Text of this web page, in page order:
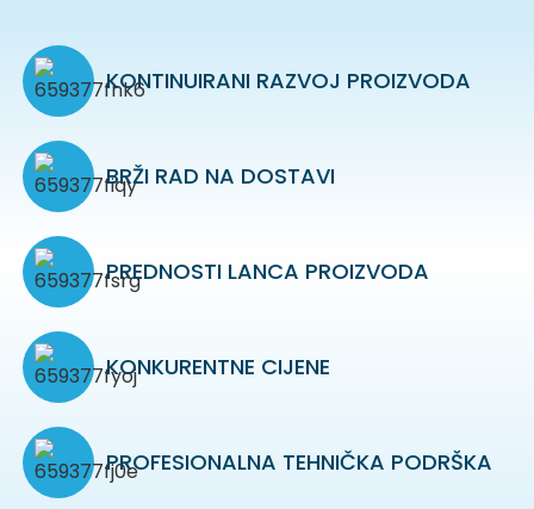
KONTINUIRANI RAZVOJ PROIZVODA
BRŽI RAD NA DOSTAVI
PREDNOSTI LANCA PROIZVODA
KONKURENTNE CIJENE
PROFESIONALNA TEHNIČKA PODRŠKA